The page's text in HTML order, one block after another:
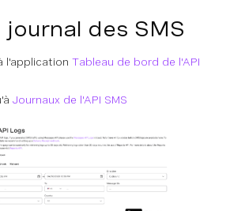
journal des SMS
l'application Tableau de bord de l'API
Journaux de l'API SMS